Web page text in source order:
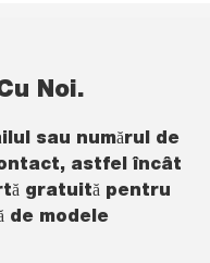
Noi.
sau numărul de
astfel încât
gratuită pentru
de modele